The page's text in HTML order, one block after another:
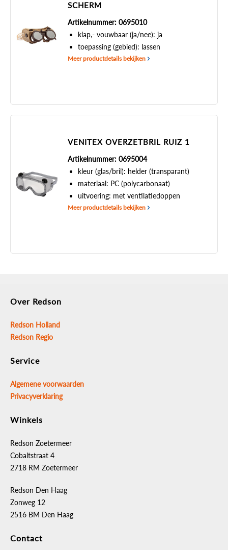
SCHERM
Artikelnummer: 0695010
klap,- vouwbaar (ja/nee): ja
toepassing (gebied): lassen
Meer productdetails bekijken
VENITEX OVERZETBRIL RUIZ 1
Artikelnummer: 0695004
kleur (glas/bril): helder (transparant)
materiaal: PC (polycarbonaat)
uitvoering: met ventilatiedoppen
Meer productdetails bekijken
Over Redson
Redson Holland
Redson Regio
Service
Algemene voorwaarden
Privacyverklaring
Winkels
Redson Zoetermeer
Cobaltstraat 4
2718 RM Zoetermeer
Redson Den Haag
Zonweg 12
2516 BM Den Haag
Contact